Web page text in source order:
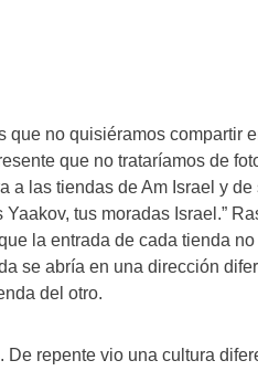
que no quisiéramos compartir
que no trataríamos de
a las tiendas de Am Israel y de
tus moradas Israel.”
la entrada de cada tienda
se abría en una dirección
del otro.
repente vio una cultura